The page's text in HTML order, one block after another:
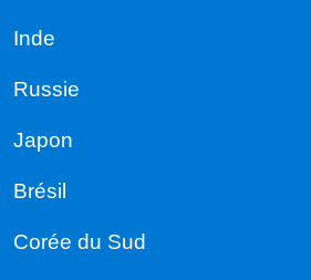
Inde
Russie
Japon
Brésil
Corée du Sud